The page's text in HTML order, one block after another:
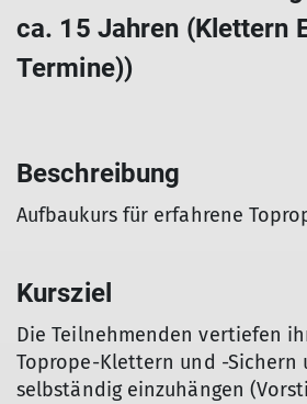
ca. 15 Jahren (Klettern
Termine))
Beschreibung
Aufbaukurs für erfahrene
Kursziel
Die Teilnehmenden vertiefen
Toprope-Klettern und -Sichern
selbständig einzuhängen